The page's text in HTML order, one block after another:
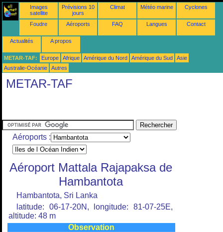
Images
satellite
Prévisions 10
jours
Climat Météo marine Cyclones
Foudre Aéroports FAQ Langues Contact
Actualités A propos
METAR-TAF: Europe Afrique Amérique du Nord Amérique du Sud
Asie
Australie-Océanie
Autres
METAR-TAF
Aéroports :
Aéroport Mattala Rajapaksa de
Hambantota
Hambantota, Sri Lanka
latitude: 06-17-20N, longitude: 81-07-25E,
altitude: 48 m
Observation